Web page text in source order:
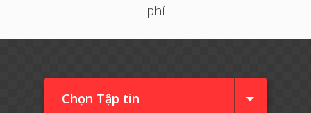
phí
Chọn Tập tin